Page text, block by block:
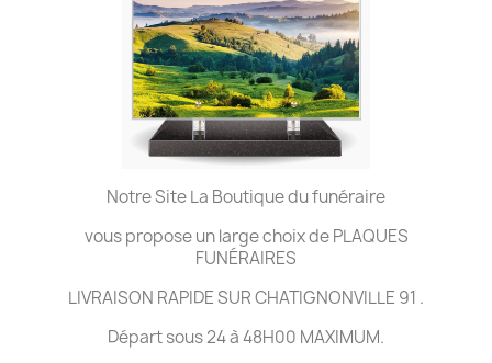
Notre Site La Boutique du funéraire
vous propose un large choix de PLAQUES
FUNÉRAIRES
LIVRAISON RAPIDE SUR CHATIGNONVILLE 91 .
Départ sous 24 à 48H00 MAXIMUM.